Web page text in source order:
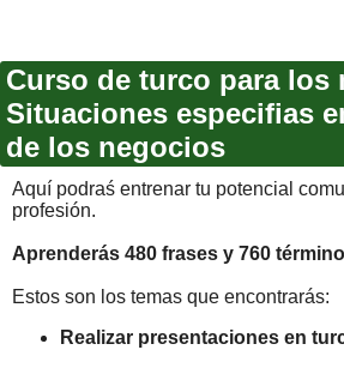
Curso de turco para los
Situaciones especifias
de los negocios
Aquí podraś entrenar tu potencial
profesión.
Aprenderás 480 frases y 760
Estos son los temas que encontrarás:
Realizar presentaciones en